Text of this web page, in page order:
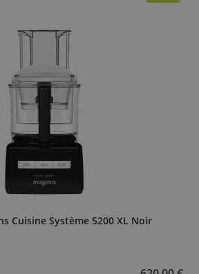
Cuisine Système 5200 XL Noir